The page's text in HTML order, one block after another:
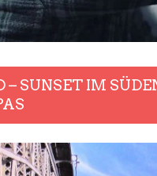
– SUNSET IM